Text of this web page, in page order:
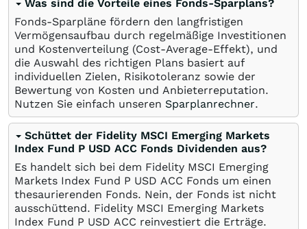
Was sind die Vorteile eines Fonds-Sparplans?
Fonds-Sparpläne fördern den langfristigen
Vermögensaufbau durch regelmäßige Investitionen
und Kostenverteilung (Cost-Average-Effekt), und
die Auswahl des richtigen Plans basiert auf
individuellen Zielen, Risikotoleranz sowie der
Bewertung von Kosten und Anbieterreputation.
Nutzen Sie einfach unseren Sparplanrechner.
Schüttet der Fidelity MSCI Emerging Markets
Index Fund P USD ACC Fonds Dividenden aus?
Es handelt sich bei dem Fidelity MSCI Emerging
Markets Index Fund P USD ACC Fonds um einen
thesaurierenden Fonds. Nein, der Fonds ist nicht
ausschüttend. Fidelity MSCI Emerging Markets
Index Fund P USD ACC reinvestiert die Erträge.